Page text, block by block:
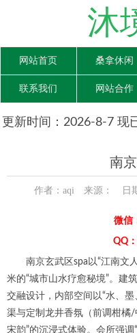
沐
网站首页 桑拿休闲
联系我们 网站合作
更新时间：2026-8-7 现
南
作者：aqi 来源： 日
微信
QQ
南京玄武区spa以“江南文人
米的“城市山水疗愈秘境”。建
交融设计，内部空间以“水、
渠与定制龙井香氛（前调柑橘
宋韵”的沉浸式体验。会所强